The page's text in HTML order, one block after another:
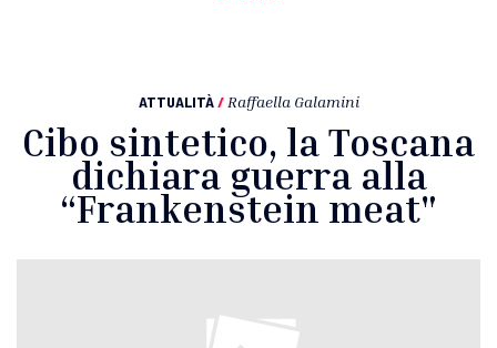
ATTUALITÀ / Raffaella Galamini
Cibo sintetico, la Toscana
dichiara guerra alla
“Frankenstein meat"